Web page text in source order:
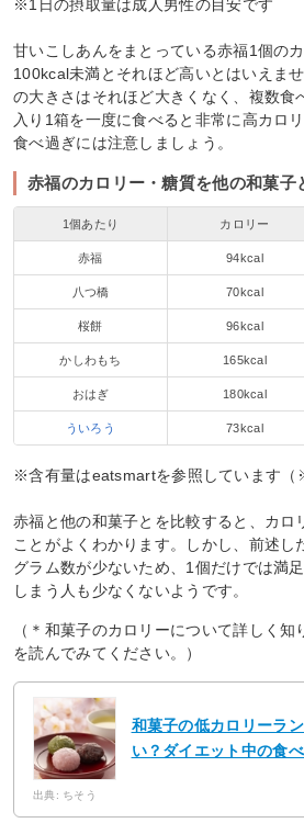
※1日の摂取量は成人男性の目安です
甘いこしあんをまとっている赤福1個の
100kcal未満とそれほど高いとはいえま
の大きさはそれほど大きくなく、複数食
入り1箱を一度に食べると非常に高カロ
食べ過ぎには注意しましょう。
赤福のカロリー・糖質を他の和菓子
1個あたり カロリー
赤福 94kcal
八つ橋 70kcal
桜餅 96kcal
かしわもち 165kcal
おはぎ 180kcal
ういろう 73kcal
※含有量はeatsmartを参照しています（
赤福と他の和菓子とを比較すると、カロ
ことがよくわかります。しかし、前述し
グラム数が少ないため、1個だけでは満
しまう人も少なくないようです。
（＊和菓子のカロリーについて詳しく
を読んでみてください。）
和菓子の低カロリーラ
い？ダイエット中の食
出典: ちそう